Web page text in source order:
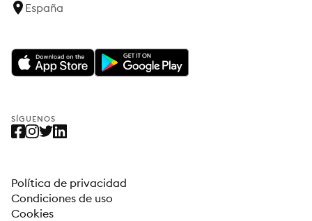
España
SÍGUENOS
Política de privacidad
Condiciones de uso
Cookies